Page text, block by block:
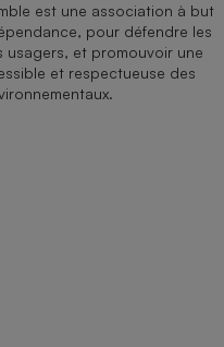
est une association à but
pour défendre les
et promouvoir une
et respectueuse des